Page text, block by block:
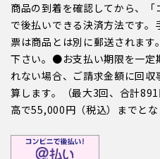
商品の到着を確認してから、「
で後払いできる決済方法です
票は商品とは別に郵送されま
下さい。●お支払い期限を一定
れない場合、ご請求金額に回
算します。（最大3回、合計
高で55,000円（税込）までとな